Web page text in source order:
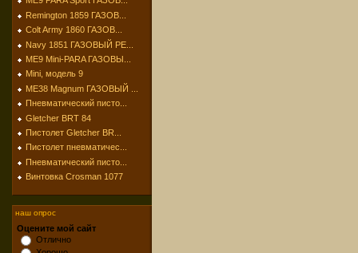
Remington 1859 ГАЗОВ...
Colt Army 1860 ГАЗОВ...
Navy 1851 ГАЗОВЫЙ РЕ...
МЕ9 Mini-PARA ГАЗОВЫ...
Mini, модель 9
МЕ38 Magnum ГАЗОВЫЙ ...
Пневматический писто...
Gletcher BRT 84
Пистолет Gletcher BR...
Пистолет пневматичес...
Пневматический писто...
Винтовка Crosman 1077
наш опрос
Оцените мой сайт
Отлично